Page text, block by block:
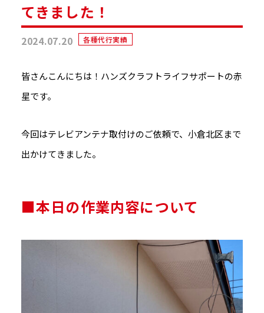
てきました！
2024.07.20 各種代行実績
皆さんこんにちは！ハンズクラフトライフサポートの赤
星です。
今回はテレビアンテナ取付けのご依頼で、小倉北区まで
出かけてきました。
■本日の作業内容について